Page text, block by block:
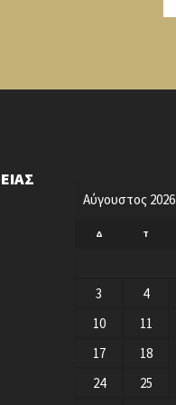
Αύγουστος 2026
Δ Τ
3
4
10
11
17
18
24
25